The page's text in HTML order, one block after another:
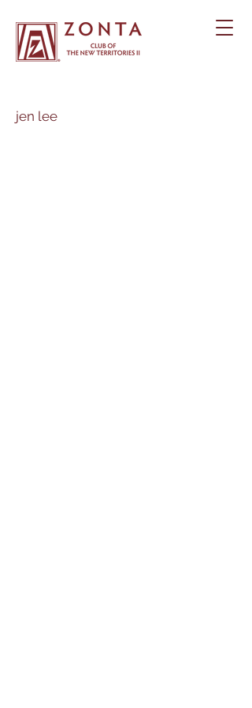
jen lee